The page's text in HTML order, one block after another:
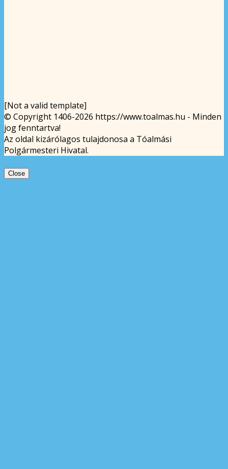
[Not a valid template]
© Copyright 1406-2026 https://www.toalmas.hu - Minden
jog fenntartva!
Az oldal kizárólagos tulajdonosa a Tóalmási
Polgármesteri Hivatal.
Close